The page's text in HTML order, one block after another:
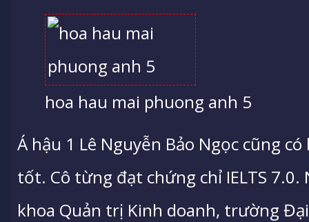
hoa hau mai phuong anh 5
Á hậu 1 Lê Nguyễn Bảo Ngọc cũng
tốt. Cô từng đạt chứng chỉ IELTS
khoa Quản trị Kinh doanh, trường